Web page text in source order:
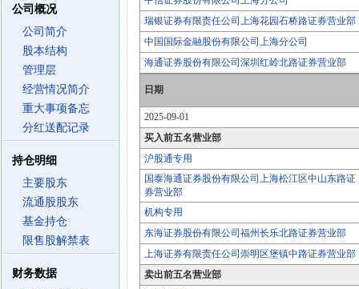
公司概况
公司简介
股本结构
管理层
经营情况简介
重大事项备忘
分红送配记录
持仓明细
主要股东
流通股股东
基金持仓
限售股解禁表
财务数据
瑞银证券有限责任公司上海花园石桥路证券营业部
中国国际金融股份有限公司上海分公司
海通证券股份有限公司深圳红岭北路证券营业部
日期
2025-09-01
买入前五名营业部
沪股通专用
国泰海通证券股份有限公司上海松江区中山东路证
券营业部
机构专用
东海证券股份有限公司福州长乐北路证券营业部
上海证券有限责任公司崇明区堡镇中路证券营业部
卖出前五名营业部